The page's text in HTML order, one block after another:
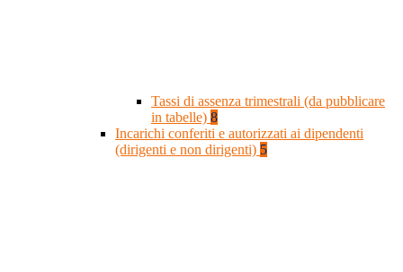
Tassi di assenza trimestrali (da pubblicare
in tabelle) 8
Incarichi conferiti e autorizzati ai dipendenti
(dirigenti e non dirigenti) 5